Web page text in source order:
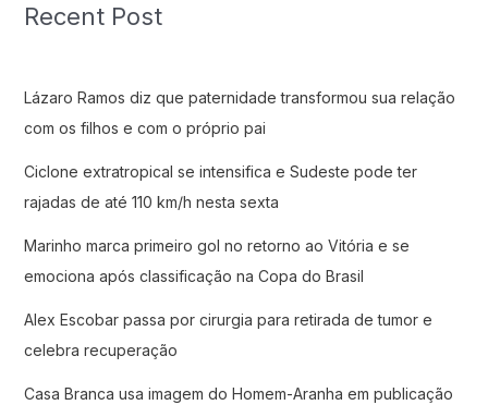
Recent Post
Lázaro Ramos diz que paternidade transformou sua relação
com os filhos e com o próprio pai
Ciclone extratropical se intensifica e Sudeste pode ter
rajadas de até 110 km/h nesta sexta
Marinho marca primeiro gol no retorno ao Vitória e se
emociona após classificação na Copa do Brasil
Alex Escobar passa por cirurgia para retirada de tumor e
celebra recuperação
Casa Branca usa imagem do Homem-Aranha em publicação